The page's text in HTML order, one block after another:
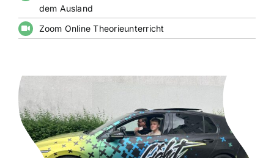
dem Ausland
Zoom Online Theorieunterricht